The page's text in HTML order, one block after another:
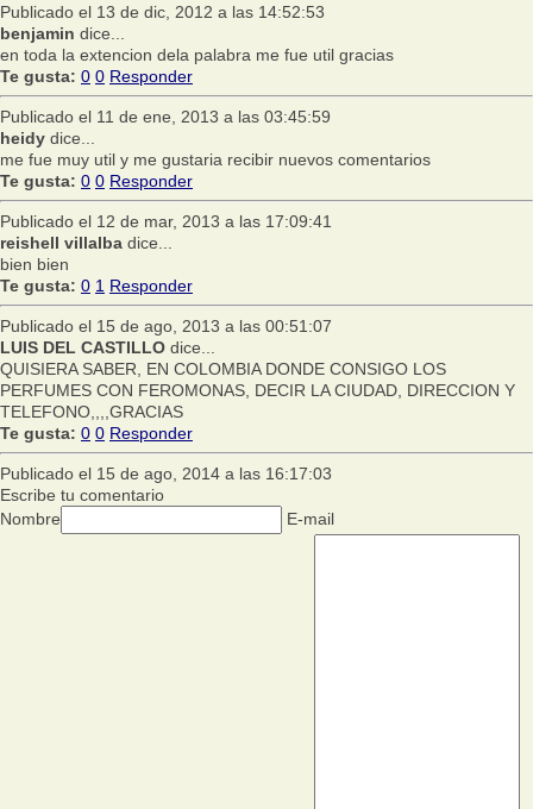
Publicado el 13 de dic, 2012 a las 14:52:53
benjamin dice...
en toda la extencion dela palabra me fue util gracias
Te gusta: 0 0 Responder
Publicado el 11 de ene, 2013 a las 03:45:59
heidy dice...
me fue muy util y me gustaria recibir nuevos comentarios
Te gusta: 0 0 Responder
Publicado el 12 de mar, 2013 a las 17:09:41
reishell villalba dice...
bien bien
Te gusta: 0 1 Responder
Publicado el 15 de ago, 2013 a las 00:51:07
LUIS DEL CASTILLO dice...
QUISIERA SABER, EN COLOMBIA DONDE CONSIGO LOS
PERFUMES CON FEROMONAS, DECIR LA CIUDAD, DIRECCION Y
TELEFONO,,,,GRACIAS
Te gusta: 0 0 Responder
Publicado el 15 de ago, 2014 a las 16:17:03
Escribe tu comentario
Nombre
E-mail